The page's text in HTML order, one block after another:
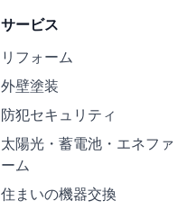
サービス
リフォーム
外壁塗装
防犯セキュリティ
太陽光・蓄電池・エネファ
ーム
住まいの機器交換